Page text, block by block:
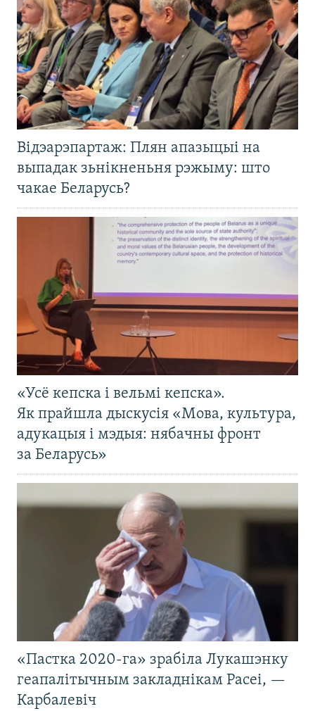
Відэарэпартаж: Плян апазыцыі на
выпадак зьнікненьня рэжыму: што
чакае Беларусь?
«Усё кепска і вельмі кепска».
Як прайшла дыскусія «Мова, культура,
адукацыя і мэдыя: нябачны фронт
за Беларусь»
«Пастка 2020-га» зрабіла Лукашэнку
геапалітычным закладнікам Расеі, —
Карбалевіч